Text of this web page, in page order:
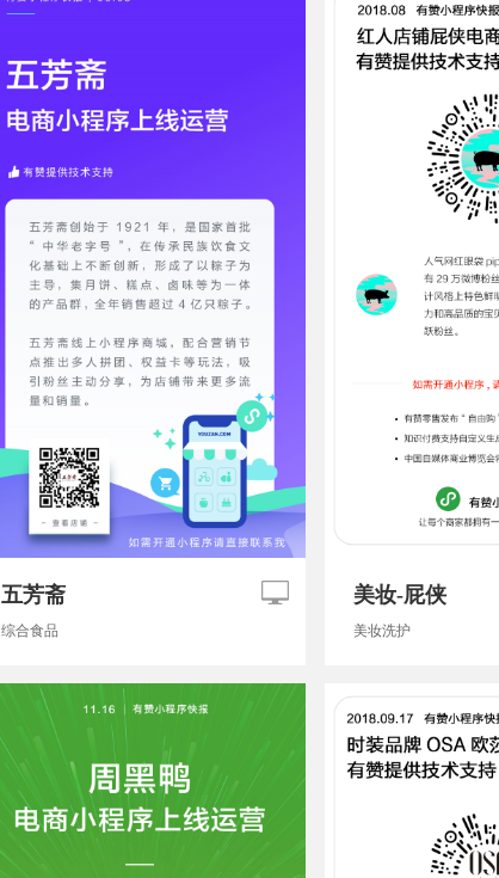
五芳斋
综合食品
美妆-屁侠
美妆洗护